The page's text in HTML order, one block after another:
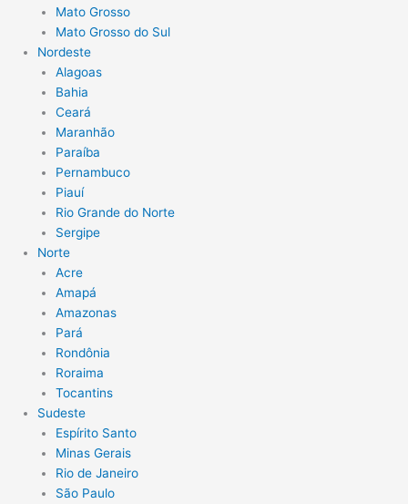
Mato Grosso
Mato Grosso do Sul
Nordeste
Alagoas
Bahia
Ceará
Maranhão
Paraíba
Pernambuco
Piauí
Rio Grande do Norte
Sergipe
Norte
Acre
Amapá
Amazonas
Pará
Rondônia
Roraima
Tocantins
Sudeste
Espírito Santo
Minas Gerais
Rio de Janeiro
São Paulo